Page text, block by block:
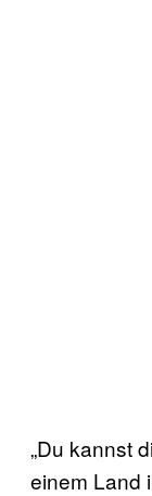
„Du kannst
einem Land